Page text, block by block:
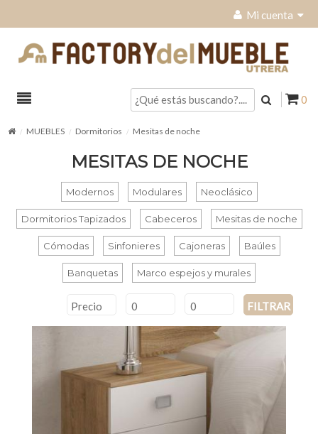
Mi cuenta
0
MUEBLES Dormitorios Mesitas de noche
MESITAS DE NOCHE
Modernos Modulares Neoclásico
Dormitorios Tapizados Cabeceros Mesitas de noche
Cómodas Sinfonieres Cajoneras Baúles
Banquetas Marco espejos y murales
Precio FILTRAR